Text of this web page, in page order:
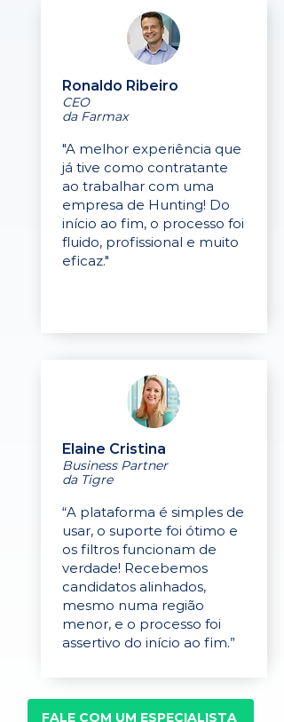
Ronaldo Ribeiro
CEO
da Farmax
"A melhor experiência que
já tive como contratante
ao trabalhar com uma
empresa de Hunting! Do
início ao fim, o processo foi
fluido, profissional e muito
eficaz."
Elaine Cristina
Business Partner
da Tigre
“A plataforma é simples de
usar, o suporte foi ótimo e
os filtros funcionam de
verdade! Recebemos
candidatos alinhados,
mesmo numa região
menor, e o processo foi
assertivo do início ao fim.”
FALE COM UM ESPECIALISTA